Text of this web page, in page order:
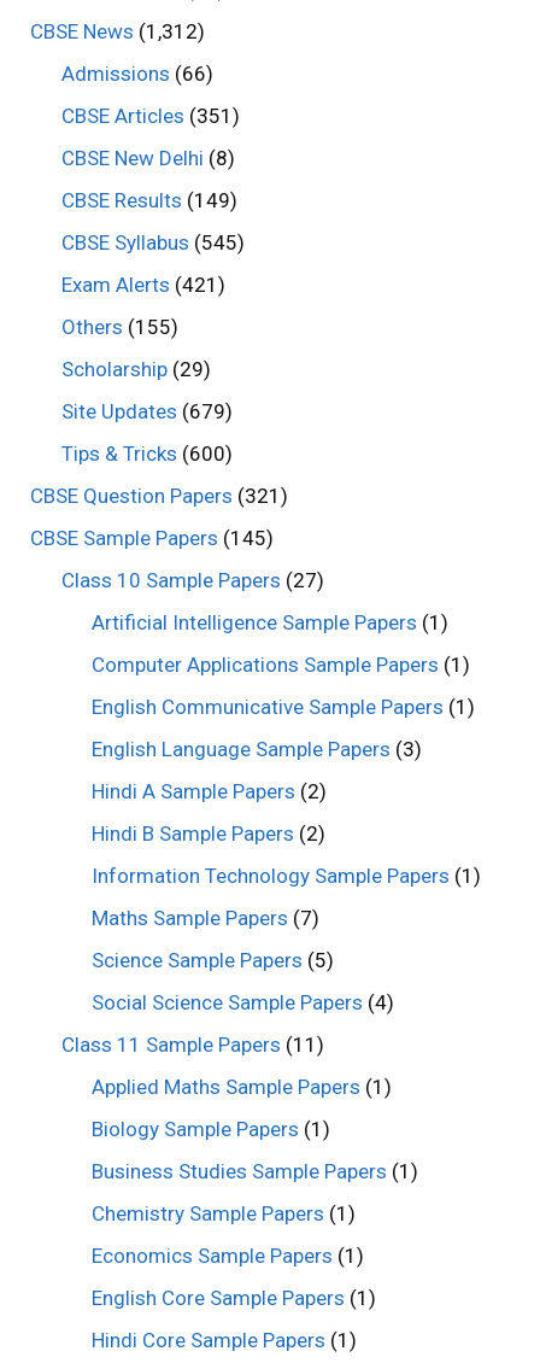
CBSE News (1,312)
Admissions (66)
CBSE Articles (351)
CBSE New Delhi (8)
CBSE Results (149)
CBSE Syllabus (545)
Exam Alerts (421)
Others (155)
Scholarship(29)
Site Updates (679)
Tips & Tricks (600)
CBSE Question Papers (321)
CBSE Sample Papers (145)
Class 10 Sample Papers (27)
Artificial Intelligence Sample Papers (1)
Computer Applications Sample Papers (1)
English Communicative Sample Papers (1)
English Language Sample Papers (3)
Hindi A Sample Papers (2)
Hindi B Sample Papers (2)
Information Technology Sample Papers (1)
Maths Sample Papers (7)
Science Sample Papers (5)
Social Science Sample Papers (4)
Class 11 Sample Papers (11)
Applied Maths Sample Papers (1)
Biology Sample Papers (1)
Business Studies Sample Papers (1)
Chemistry Sample Papers (1)
Economics Sample Papers (1)
English Core Sample Papers (1)
Hindi Core Sample Papers (1)